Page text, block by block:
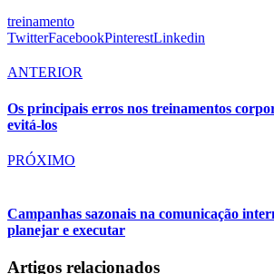
treinamento
TwitterFacebookPinterestLinkedin
ANTERIOR
Os principais erros nos treinamentos
evitá-los
PRÓXIMO
Campanhas sazonais na comunicação
planejar e executar
Artigos relacionados